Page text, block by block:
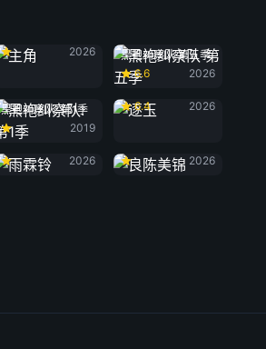
2026
黑袍纠察队 第五季
6.6
2026
黑袍纠察队: 第1季
2019
逐玉
6.4
2026
雨霖铃
2026
2026